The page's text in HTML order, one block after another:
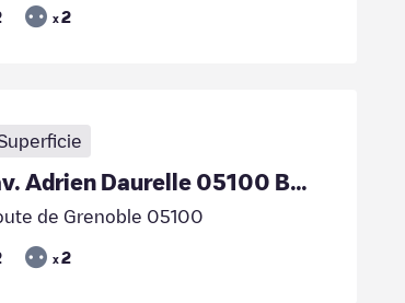
x 2
26 av. Adrien Daurelle 05100 BRIANÇON
de Grenoble 05100
x 2